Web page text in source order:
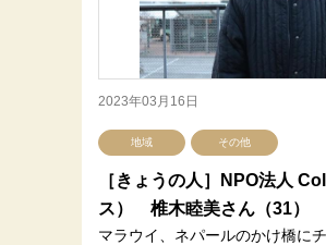
2023年03月16日
地域 その他
［きょうの人］NPO法人
ス） 椎木睦美さん（31）
マラウイ、ネパールのかけ橋